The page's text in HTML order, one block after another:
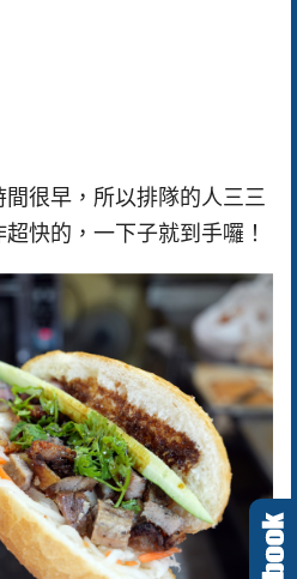
很早，所以排隊的人三三
快的，一下子就到手囉！